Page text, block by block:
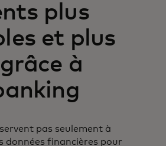
plus
et plus
à
servent pas seulement à
données financières pour